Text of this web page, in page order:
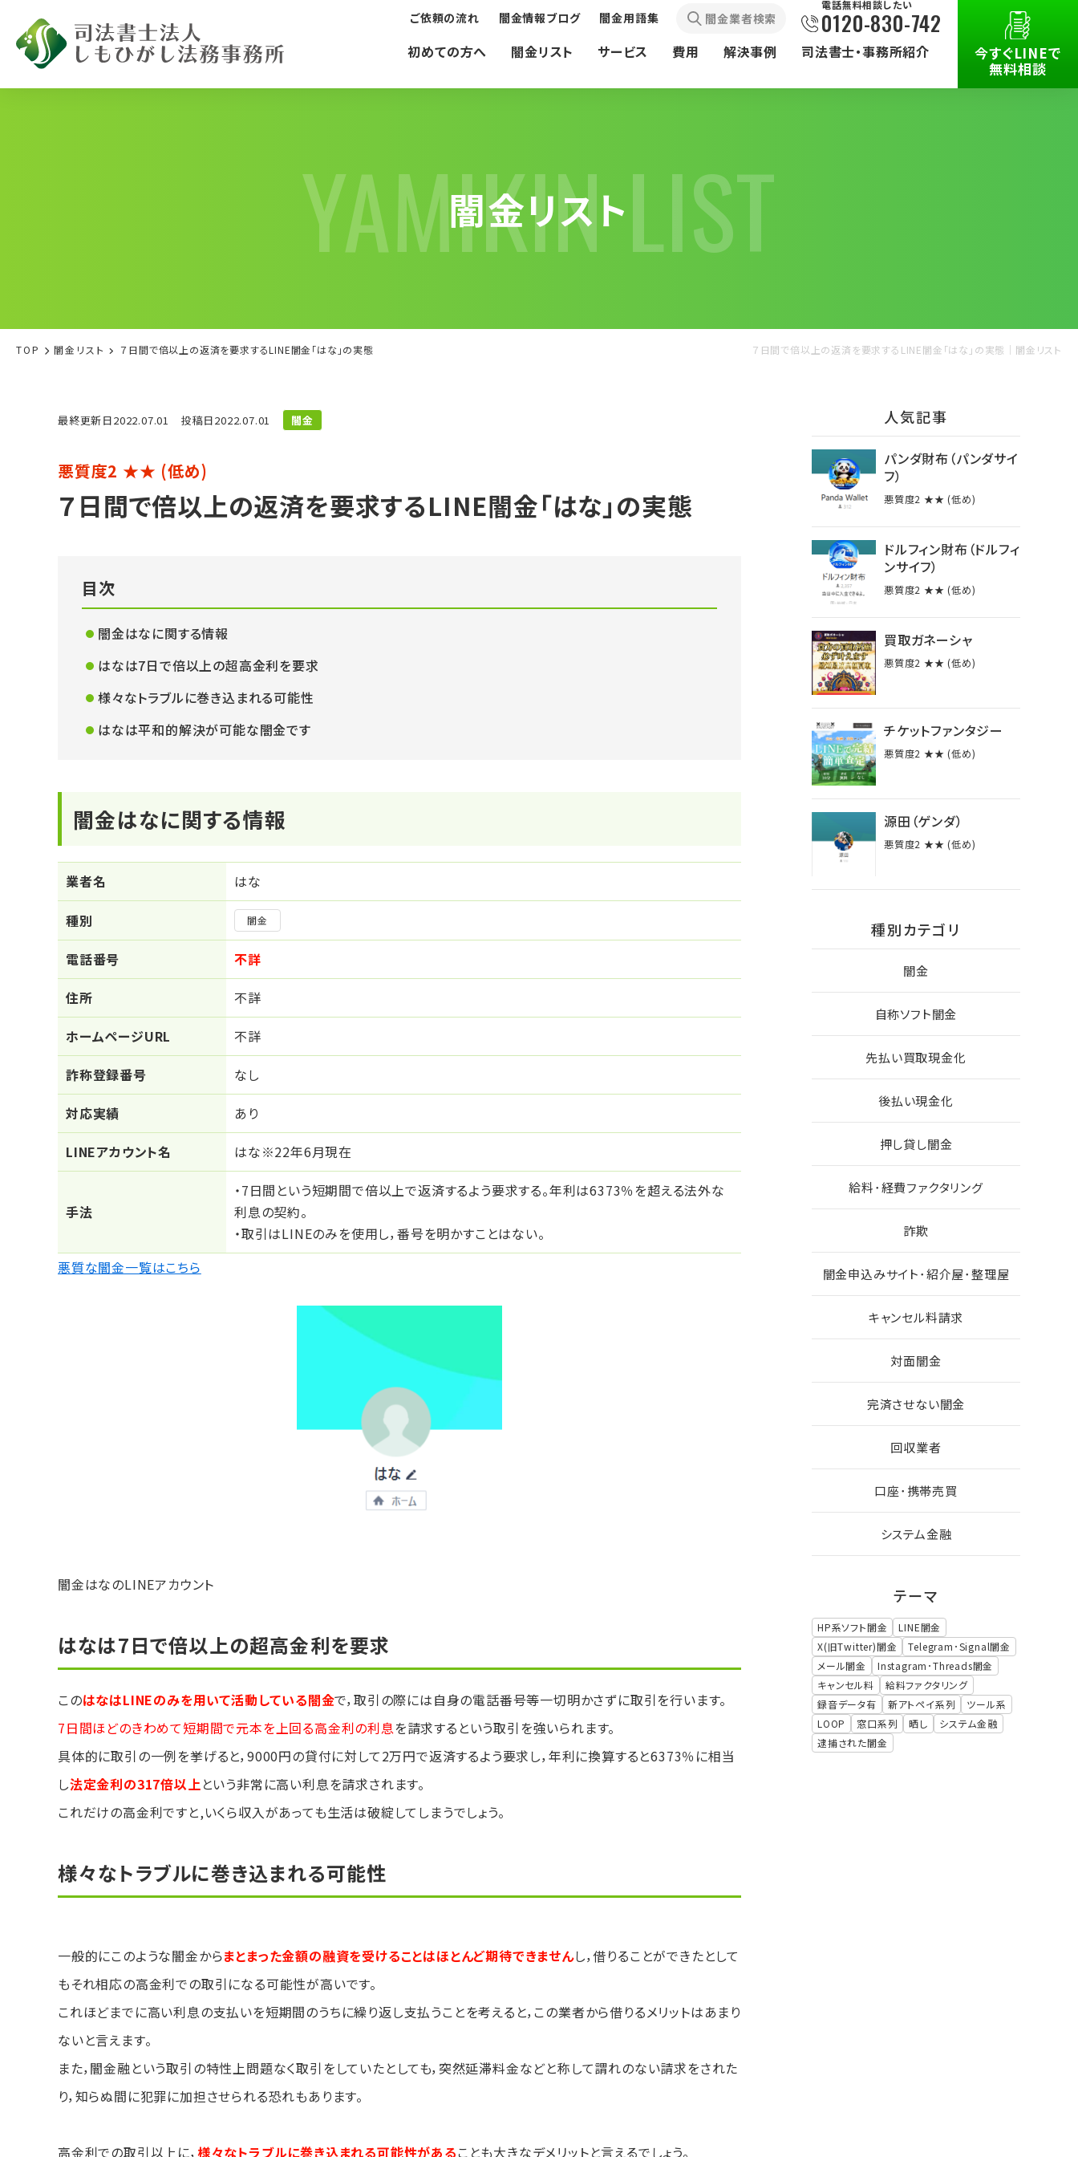
ご依頼の流れ 闇金情報ブログ 闇金用語集 闇⾦業者検索
電話無料相談したい
0120-830-742
初めての方へ 闇金リスト サービス
お困りの方へ
取扱業務
費用 解決事例 司法書士・事務所紹介
今すぐLINEで
無料相談
YAMIKIN LIST
闇⾦リスト
７日間で倍以上の返済を要求するLINE闇金「はな」の実態｜闇⾦リスト
TOP 闇⾦リスト ７日間で倍以上の返済を要求するLINE闇金「はな」の実態
最終更新⽇2022.07.01 投稿⽇2022.07.01 闇金
悪質度2 ★★ (低め)
７日間で倍以上の返済を要求するLINE闇金「はな」の実態
目次
闇金はなに関する情報
はなは7日で倍以上の超高金利を要求
様々なトラブルに巻き込まれる可能性
はなは平和的解決が可能な闇金です
闇金はなに関する情報
業者名 はな
種別 闇金
電話番号
不詳
住所
不詳
ホームページURL
不詳
詐称登録番号
なし
対応実績
あり
LINEアカウント名
はな※22年6月現在
⼿法
・7日間という短期間で倍以上で返済するよう要求する。年利は6373％を超える法外な
利息の契約。
・取引はLINEのみを使用し，番号を明かすことはない。
悪質な闇金一覧はこちら
闇金はなのLINEアカウント
はなは7日で倍以上の超高金利を要求
このはなはLINEのみを用いて活動している闇金で，取引の際には自身の電話番号等一切明かさずに取引を行います。
7日間ほどのきわめて短期間で元本を上回る高金利の利息を請求するという取引を強いられます。
具体的に取引の一例を挙げると，9000円の貸付に対して2万円で返済するよう要求し，年利に換算すると6373％に相当
し法定金利の317倍以上という非常に高い利息を請求されます。
これだけの高金利ですと,いくら収入があっても生活は破綻してしまうでしょう。
様々なトラブルに巻き込まれる可能性
一般的にこのような闇金からまとまった金額の融資を受けることはほとんど期待できませんし，借りることができたとして
もそれ相応の高金利での取引になる可能性が高いです。
これほどまでに高い利息の支払いを短期間のうちに繰り返し支払うことを考えると，この業者から借りるメリットはあまり
ないと言えます。
また，闇金融という取引の特性上問題なく取引をしていたとしても，突然延滞料金などと称して謂れのない請求をされた
り，知らぬ間に犯罪に加担させられる恐れもあります。
高金利での取引以上に， 様々なトラブルに巻き込まれる可能性があることも大きなデメリットと言えるでしょう。
⼈気記事
パンダ財布（パンダサイ
フ）
悪質度2 ★★ (低め)
ドルフィン財布（ドルフィ
ンサイフ）
悪質度2 ★★ (低め)
買取ガネーシャ
悪質度2 ★★ (低め)
チケットファンタジー
悪質度2 ★★ (低め)
源田（ゲンダ）
悪質度2 ★★ (低め)
種別カテゴリ
闇金
自称ソフト闇金
先払い買取現金化
後払い現金化
押し貸し闇金
給料･経費ファクタリング
詐欺
闇金申込みサイト･紹介屋･整理屋
キャンセル料請求
対面闇金
完済させない闇金
回収業者
口座･携帯売買
システム金融
テーマ
HP系ソフト闇金
LINE闇金
X(旧Twitter)闇金
Telegram･Signal闇金
メール闇金
Instagram･Threads闇金
キャンセル料
給料ファクタリング
録音データ有
新アトペイ系列
ツール系
LOOP
窓口系列 晒し
システム金融
逮捕された闇金